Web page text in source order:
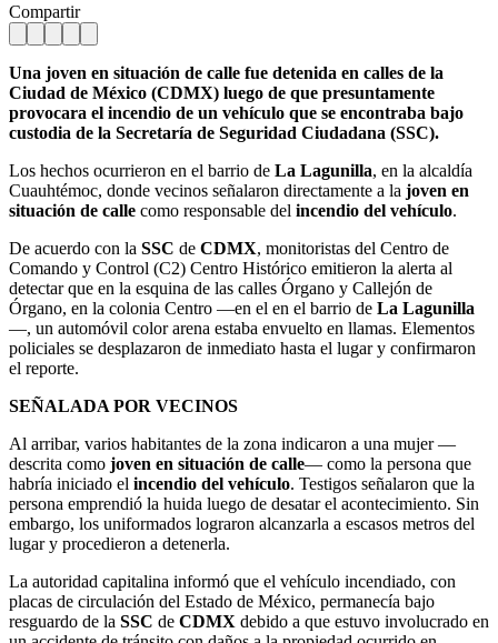
Compartir
Una joven en situación de calle fue detenida en calles de la
Ciudad de México (CDMX) luego de que presuntamente
provocara el incendio de un vehículo que se encontraba bajo
custodia de la Secretaría de Seguridad Ciudadana (SSC).
Los hechos ocurrieron en el barrio de La Lagunilla, en la alcaldía
Cuauhtémoc, donde vecinos señalaron directamente a la joven en
situación de calle como responsable del incendio del vehículo.
De acuerdo con la SSC de CDMX, monitoristas del Centro de
Comando y Control (C2) Centro Histórico emitieron la alerta al
detectar que en la esquina de las calles Órgano y Callejón de
Órgano, en la colonia Centro —en el en el barrio de La Lagunilla
—, un automóvil color arena estaba envuelto en llamas. Elementos
policiales se desplazaron de inmediato hasta el lugar y confirmaron
el reporte.
SEÑALADA POR VECINOS
Al arribar, varios habitantes de la zona indicaron a una mujer —
descrita como joven en situación de calle— como la persona que
habría iniciado el incendio del vehículo. Testigos señalaron que la
persona emprendió la huida luego de desatar el acontecimiento. Sin
embargo, los uniformados lograron alcanzarla a escasos metros del
lugar y procedieron a detenerla.
La autoridad capitalina informó que el vehículo incendiado, con
placas de circulación del Estado de México, permanecía bajo
resguardo de la SSC de CDMX debido a que estuvo involucrado en